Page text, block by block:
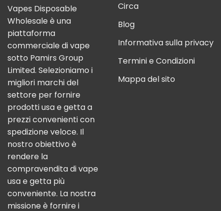
Vapes Disposable
Wholesale è una
piattaforma
commerciale di vape
sotto Pamirs Group
Limited. Selezioniamo i
migliori marchi del
settore per fornire
prodotti usa e getta a
prezzi convenienti con
spedizione veloce. Il
nostro obiettivo è
rendere la
compravendita di vape
usa e getta più
conveniente. La nostra
missione è fornire i
Circa
Blog
Informativa sulla privacy
Termini e Condizioni
Mappa del sito